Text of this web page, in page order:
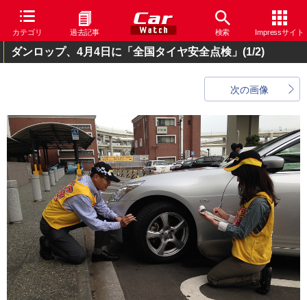
カテゴリ 過去記事 検索 Impressサイト
ダンロップ、4月4日に「全国タイヤ安全点検」 (1/2)
次の画像